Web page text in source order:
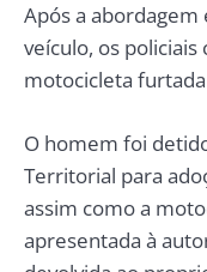
Após a abordagem
veículo, os
motocicleta
O homem foi
Territorial para
assim como a
apresentada à